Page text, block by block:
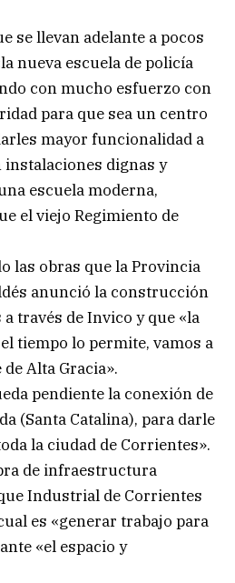
se llevan adelante a pocos
nueva escuela de policía
con mucho esfuerzo con
para que sea un centro
mayor funcionalidad a
dignas y
escuela moderna,
el viejo Regimiento de
las obras que la Provincia
anunció la construcción
través de Invico y que «la
tiempo lo permite, vamos a
Alta Gracia».
pendiente la conexión de
(Santa Catalina), para darle
la ciudad de Corrientes».
de infraestructura
Industrial de Corrientes
es «generar trabajo para
«el espacio y